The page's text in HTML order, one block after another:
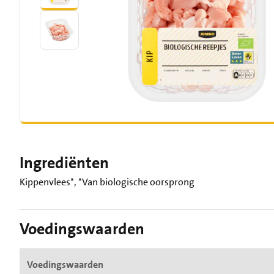
Ingrediënten
Kippenvlees*, *Van biologische oorsprong
Voedingswaarden
Voedingswaarden